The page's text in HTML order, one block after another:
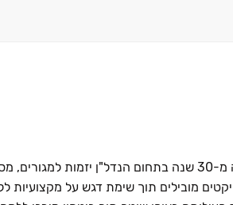
י.א אלון בנייה בע"מ מקבוצת אברהם יצחק בע"מ פועלת למעלה מ-30
מובילים תוך שימת דגש על